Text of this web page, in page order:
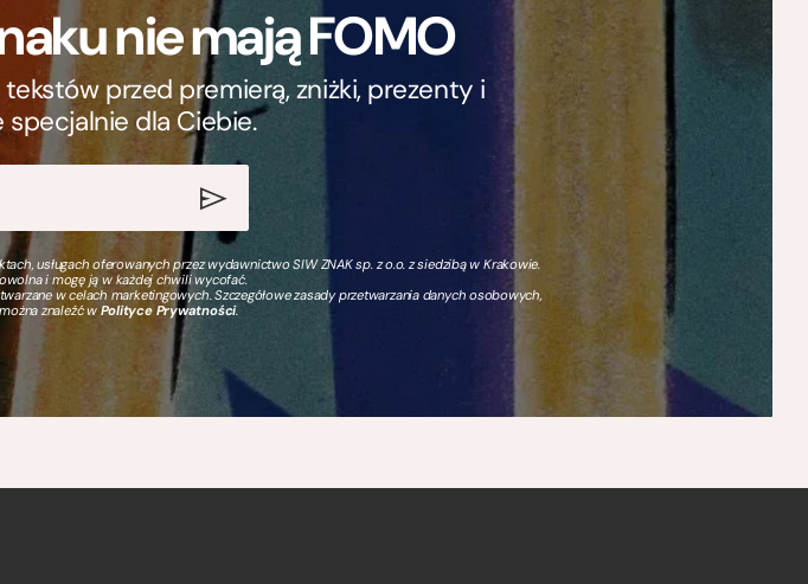
nie mają FOMO
przed premierą, zniżki, prezenty i
dla Ciebie.
usługach oferowanych przez wydawnictwo SIW ZNAK sp. z o.o. z siedzibą w Krakowie.
i mogę ją w każdej chwili wycofać.
w celach marketingowych. Szczegółowe zasady przetwarzania danych osobowych,
znaleźć wPolityce Prywatności.